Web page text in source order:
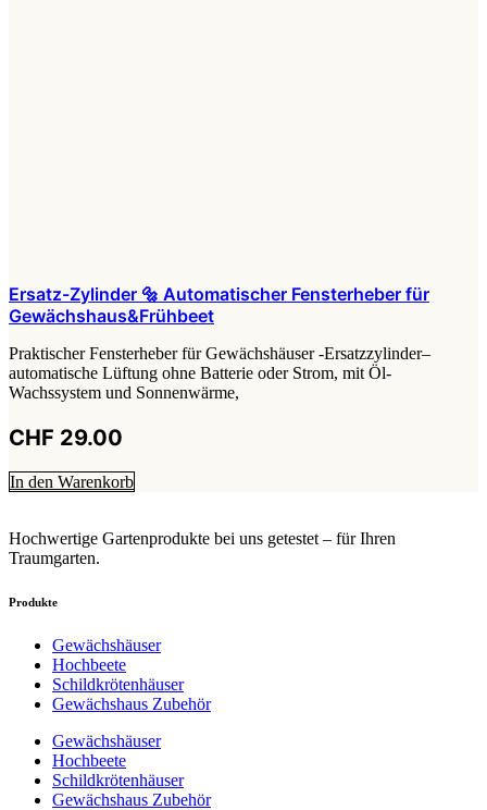
Ersatz-Zylinder 🔩 Automatischer Fensterheber für
Gewächshaus&Frühbeet
Praktischer Fensterheber für Gewächshäuser -Ersatzzylinder–
automatische Lüftung ohne Batterie oder Strom, mit Öl-
Wachssystem und Sonnenwärme,
CHF 29.00
In den Warenkorb
Hochwertige Gartenprodukte bei uns getestet – für Ihren
Traumgarten.
Produkte
Gewächshäuser
Hochbeete
Schildkrötenhäuser
Gewächshaus Zubehör
Gewächshäuser
Hochbeete
Schildkrötenhäuser
Gewächshaus Zubehör